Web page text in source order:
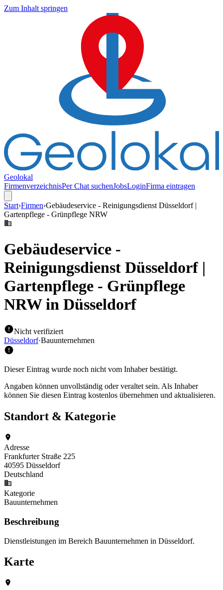
Zum Inhalt springen
Geolokal
FirmenverzeichnisPer Chat suchenJobsLoginFirma eintragen
Start›Firmen›Gebäudeservice - Reinigungsdienst Düsseldorf |
Gartenpflege - Grünpflege NRW
Gebäudeservice -
Reinigungsdienst Düsseldorf |
Gartenpflege - Grünpflege
NRWin Düsseldorf
Nicht verifiziert
Düsseldorf·Bauunternehmen
Dieser Eintrag wurde noch nicht vom Inhaber bestätigt.
Angaben können unvollständig oder veraltet sein. Als Inhaber
können Sie diesen Eintrag kostenlos übernehmen und aktualisieren.
Standort & Kategorie
Adresse
Frankfurter Straße 225
40595 Düsseldorf
Deutschland
Kategorie
Bauunternehmen
Beschreibung
Dienstleistungen im Bereich Bauunternehmen in Düsseldorf.
Karte